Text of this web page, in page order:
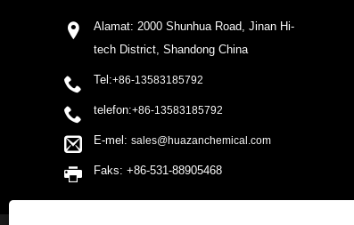
Alamat: 2000 Shunhua Road, Jinan Hi-
tech District, Shandong China
Tel:+86-13583185792
telefon:+86-13583185792
E-mel: sales@huazanchemical.com
Faks: +86-531-88905468